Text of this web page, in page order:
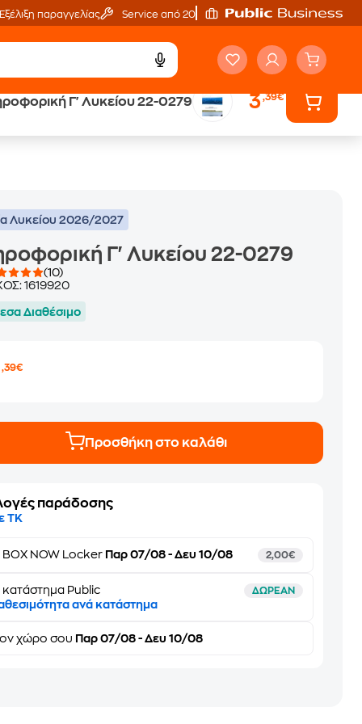
Εξέλιξη παραγγελίας Service από 20'
Γ' Λυκείου 22-0279 3,39€
Έλα στον κόσμο
Λυκείου 2026/2027
Γ' Λυκείου 22-0279
(10)
1619920
Διαθέσιμο
,39€
Προσθήκη στο καλάθι
παράδοσης
ΤΚ
BOX NOW Locker Παρ 07/08 - Δευ 10/08 2,00€
κατάστημα Public ΔΩΡΕΑΝ
ανά κατάστημα
χώρο σου Παρ 07/08 - Δευ 10/08